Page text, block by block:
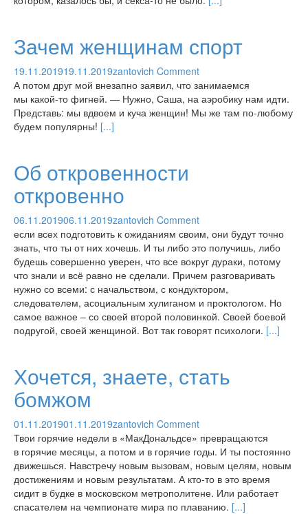
Зачем женщинам спорт
19.11.201919.11.2019zantovich Comment
А потом друг мой внезапно заявил, что занимаемся
мы какой-то фигней. — Нужно, Саша, на аэробику нам идти.
Представь: мы вдвоем и куча женщин! Мы же там по-любому
будем популярны! [...]
Об откровенности
откровенно
06.11.201906.11.2019zantovich Comment
если всех подготовить к ожиданиям своим, они будут точно
знать, что ты от них хочешь. И ты либо это получишь, либо
будешь совершенно уверен, что все вокруг дураки, потому
что знали и всё равно не сделали. Причем разговаривать
нужно со всеми: с начальством, с кондуктором,
следователем, асоциальным хулиганом и проктологом. Но
самое важное – со своей второй половинкой. Своей боевой
подругой, своей женщиной. Вот так говорят психологи. [...]
Хочется, знаете, стать
бомжом
01.11.201901.11.2019zantovich Comment
Твои горячие недели в «МакДональдсе» превращаются
в горячие месяцы, а потом и в горячие годы. И ты постоянно
движешься. Навстречу новым вызовам, новым целям, новым
достижениям и новым результатам. А кто-то в это время
сидит в будке в московском метрополитене. Или работает
спасателем на чемпионате мира по плаванию. [...]